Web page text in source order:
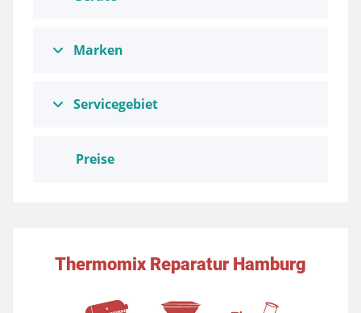
Marken
Servicegebiet
Preise
Thermomix Reparatur Hamburg